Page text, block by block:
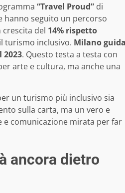
“Travel Proud” di
hanno seguito un percorso
crescita del 14% rispetto
turismo inclusivo. Milano
2023. Questo testa a testa con
arte e cultura, ma anche una
un turismo più inclusivo sia
sulla carta, ma un vero e
comunicazione mirata per far
ancora dietro